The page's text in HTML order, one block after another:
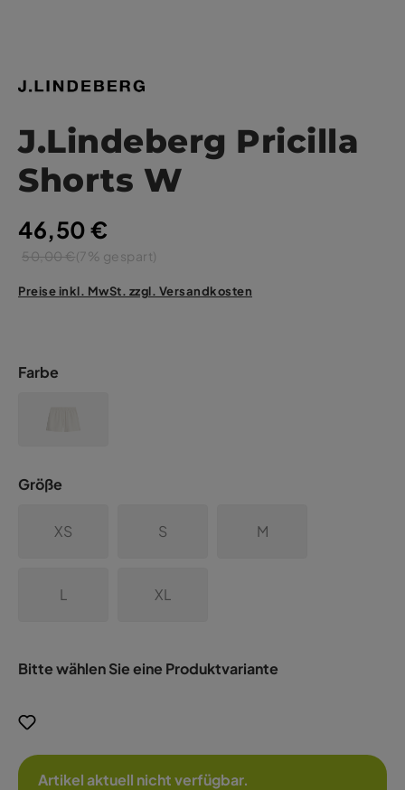
J.Lindeberg Pricilla
Shorts W
46,50 €
50,00 €(7% gespart)
Preise inkl. MwSt. zzgl. Versandkosten
Farbe
Größe
XS S M
L XL
Bitte wählen Sie eine Produktvariante
Artikel aktuell nicht verfügbar.